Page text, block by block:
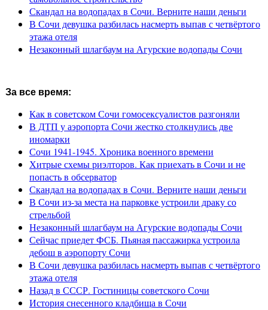
Скандал на водопадах в Сочи. Верните наши деньги
В Сочи девушка разбилась насмерть выпав с четвёртого
этажа отеля
Незаконный шлагбаум на Агурские водопады Сочи
За все время:
Как в советском Сочи гомосексуалистов разгоняли
В ДТП у аэропорта Сочи жестко столкнулись две
иномарки
Сочи 1941-1945. Хроника военного времени
Хитрые схемы риэлторов. Как приехать в Сочи и не
попасть в обсерватор
Скандал на водопадах в Сочи. Верните наши деньги
В Сочи из-за места на парковке устроили драку со
стрельбой
Незаконный шлагбаум на Агурские водопады Сочи
Сейчас приедет ФСБ. Пьяная пассажирка устроила
дебош в аэропорту Сочи
В Сочи девушка разбилась насмерть выпав с четвёртого
этажа отеля
Назад в СССР. Гостиницы советского Сочи
История снесенного кладбища в Сочи